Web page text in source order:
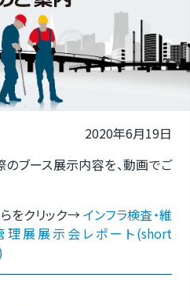
2020年6月19日
ブース展示内容を、動画でご
をクリック→インフラ検査・維
理展展示会レポート(short